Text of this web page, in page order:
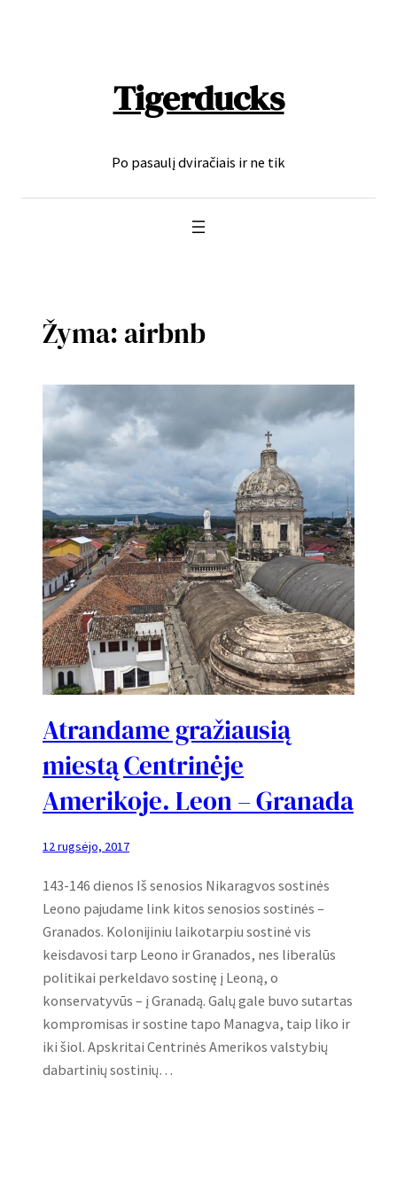
Tigerducks
Po pasaulį dviračiais ir ne tik
Žyma: airbnb
Atrandame gražiausią
miestą Centrinėje
Amerikoje. Leon – Granada
12 rugsėjo, 2017
143-146 dienos Iš senosios Nikaragvos sostinės
Leono pajudame link kitos senosios sostinės –
Granados. Kolonijiniu laikotarpiu sostinė vis
keisdavosi tarp Leono ir Granados, nes liberalūs
politikai perkeldavo sostinę į Leoną, o
konservatyvūs – į Granadą. Galų gale buvo sutartas
kompromisas ir sostine tapo Managva, taip liko ir
iki šiol. Apskritai Centrinės Amerikos valstybių
dabartinių sostinių…